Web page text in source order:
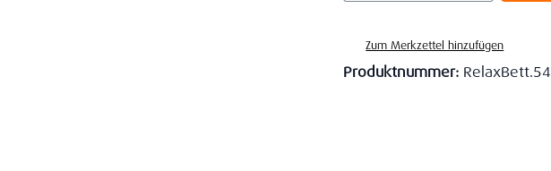
Zum Merkzettel hinzufügen
Produktnummer: RelaxBett.54